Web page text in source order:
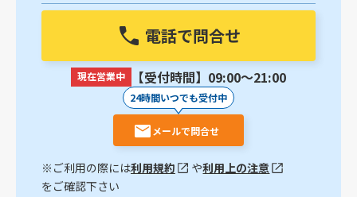
電話で問合せ
現在営業中 【受付時間】09:00〜21:00
24時間いつでも受付中
メールで問合せ
※ご利用の際には利用規約 や利用上の注意
をご確認下さい